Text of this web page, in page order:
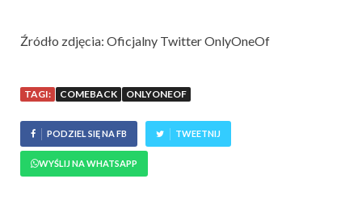
Źródło zdjęcia: Oficjalny Twitter OnlyOneOf
TAGI: COMEBACK ONLYONEOF
PODZIEL SIĘ NA FB TWEETNIJ
WYŚLIJ NA WHATSAPP